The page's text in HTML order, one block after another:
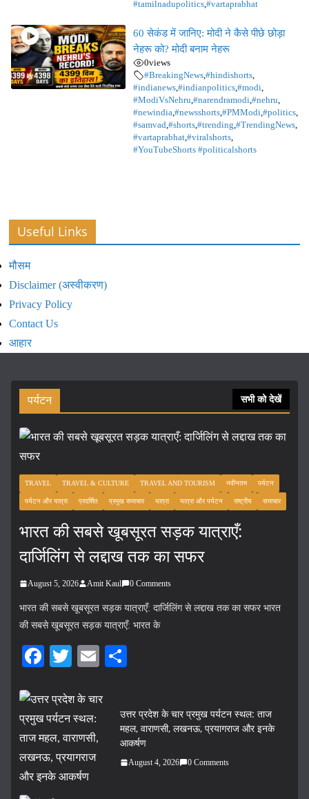
#tamilnadupolitics, #vartaprabhat
60 सेकंड में जानिए: मोदी ने कैसे पीछे छोड़ा
नेहरू को? मोदी बनाम नेहरू
0views
#BreakingNews, #hindishorts,
#indianews, #indianpolitics, #modi
#ModiVsNehru #narendramodi #nehru
#newindia #newsshorts, #PMModi #politics,
#samvad #shorts, #trending #TrendingNews,
#vartaprabhat, #viralshorts,
#YouTubeShorts #politicalshorts
Useful Links
मौसम
Disclaimer (अस्वीकरण)
Privacy Policy
Contact Us
आहार
पर्यटन सभी को देखें
TRAVEL TRAVEL & CULTURE TRAVEL AND TOURISM नवीनतम पर्यटन
पर्यटन और यात्रा प्रदर्शित प्रमुख समाचार यात्रा यात्रा और पर्यटन राष्ट्रीय समाचार
भारत की सबसे खूबसूरत सड़क यात्राएँ:
दार्जिलिंग से लद्दाख तक का सफर
August 5, 2026 Amit Kaul 0 Comments
भारत की सबसे खूबसूरत सड़क यात्राएँ: दार्जिलिंग से लद्दाख तक का सफर भारत
की सबसे खूबसूरत सड़क यात्राएँ: भारत के
Fa
bo
ok
T
tte
r
E
ail
उत्तर प्रदेश के चार प्रमुख पर्यटन स्थल: ताज
महल, वाराणसी, लखनऊ, प्रयागराज और इनके
आकर्षण
August 4, 2026 0 Comments